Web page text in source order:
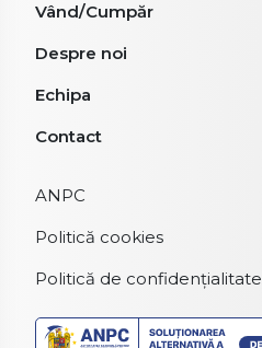
Vând/Cumpăr
Despre noi
Echipa
Contact
ANPC
Politică cookies
Politică de confidențialitate